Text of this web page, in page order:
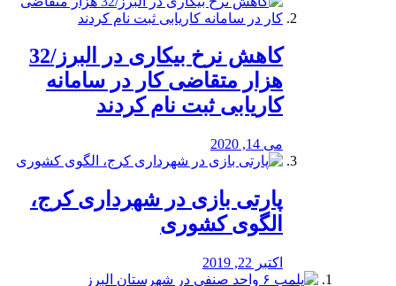
کاهش نرخ بیکاری در البرز/32
هزار متقاضی کار در سامانه
کاریابی ثبت نام کردند
می 14, 2020
پارتی بازی در شهرداری کرج،
الگوی کشوری
اکتبر 22, 2019